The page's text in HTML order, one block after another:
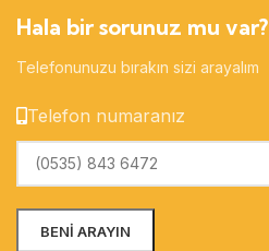
Hala bir sorunuz mu var?
Telefonunuzu bırakın sizi arayalım
Telefon numaranız